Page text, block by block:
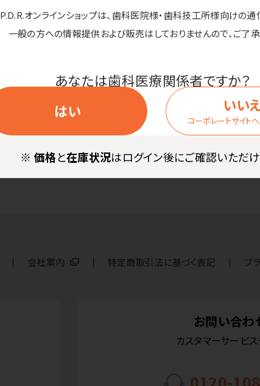
P.D.R.オンラインショップは、歯科医院様・歯科技工所様向けの通
一般の方への情報提供および販売はしておりませんので、ご了承
あなたは歯科医療関係者ですか？
はい
いい
コーポレートサイト
※ 価格と在庫状況はログイン後にご確認いただけ
お電話でのお問い合わせ
カスタマーサービスデスク
受付時間：10:00～16:00（土日祝休）
会社案内 特定商取引法に基づく表記 プ
お問い合わ
カスタマーサービ